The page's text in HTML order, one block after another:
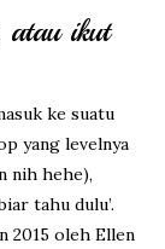
atau ikut
ke suatu
yang levelnya
nih hehe),
tahu dulu’.
2015 oleh Ellen